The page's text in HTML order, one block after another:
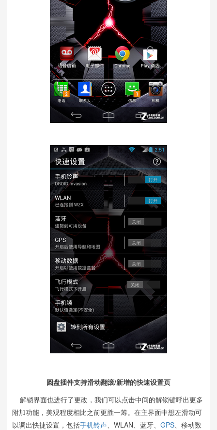
圆盘插件支持滑动翻滚/新增的快速设置页
解锁界面也进行了更改，我们可以点击中间的解锁键呼出更多
附加功能，美观程度相比之前更胜一筹。在主界面中想左滑动可
以调出快捷设置，包括手机铃声 、WLAN、蓝牙、 GPS 、移动数